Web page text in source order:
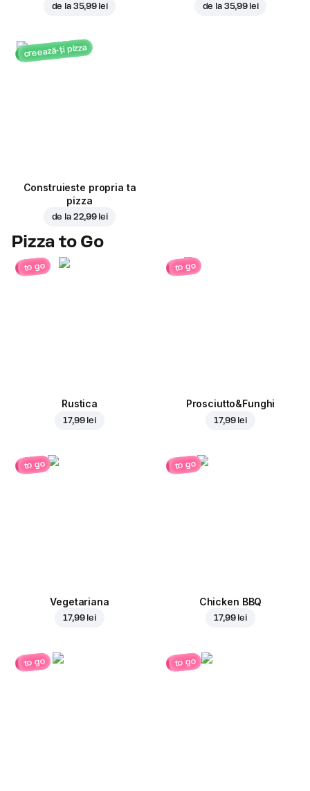
de la 35,99 lei de la 35,99 lei
creează-ți pizza
Construieste propria ta
pizza
de la 22,99 lei
Pizza to Go
to go
Rustica
17,99 lei
to go
Prosciutto&Funghi
17,99 lei
to go
Vegetariana
17,99 lei
to go
Chicken BBQ
17,99 lei
to go to go